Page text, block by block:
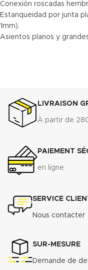
Conexión roscadas
Estanqueidad por junta
1mm).
Asientos planos y
LIVRAISON
À partir de
PAIEMENT
en ligne
SERVICE
Nous contacter
SUR-MESURE
Demande de